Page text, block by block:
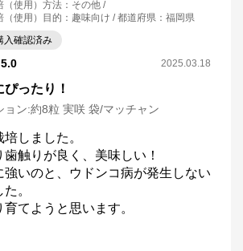
（使用）方法 ： その他
（使用）目的 ： 趣味向け 都道府県 ： 福岡県
入確認済み
5.0 2025.03.18
ったり！
ョン:約8粒 実咲 袋/マッチャン
しました。
触りが良く、美味しい！
強いのと、ウドンコ病が発生しない
。
てようと思います。